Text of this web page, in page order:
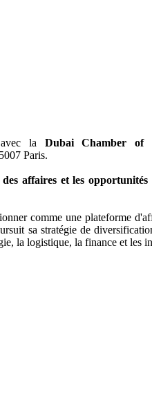
la Dubai Chamber of
Paris.
affaires et les
comme une plateforme
sa stratégie de
la logistique, la finance et les